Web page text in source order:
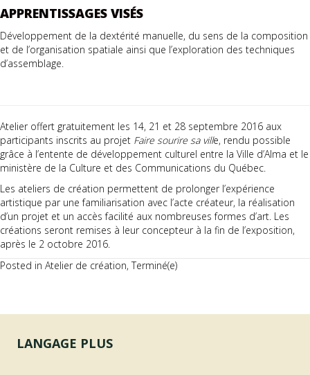
APPRENTISSAGES VISÉS
Développement de la dextérité manuelle, du sens de la composition
et de l’organisation spatiale ainsi que l’exploration des techniques
d’assemblage.
Atelier offert gratuitement les 14, 21 et 28 septembre 2016 aux
participants inscrits au projet Faire sourire sa ville, rendu possible
grâce à l’entente de développement culturel entre la Ville d’Alma et le
ministère de la Culture et des Communications du Québec.
Les ateliers de création permettent de prolonger l’expérience
artistique par une familiarisation avec l’acte créateur, la réalisation
d’un projet et un accès facilité aux nombreuses formes d’art. Les
créations seront remises à leur concepteur à la fin de l’exposition,
après le 2 octobre 2016.
Posted in Atelier de création,Terminé(e)
LANGAGE PLUS